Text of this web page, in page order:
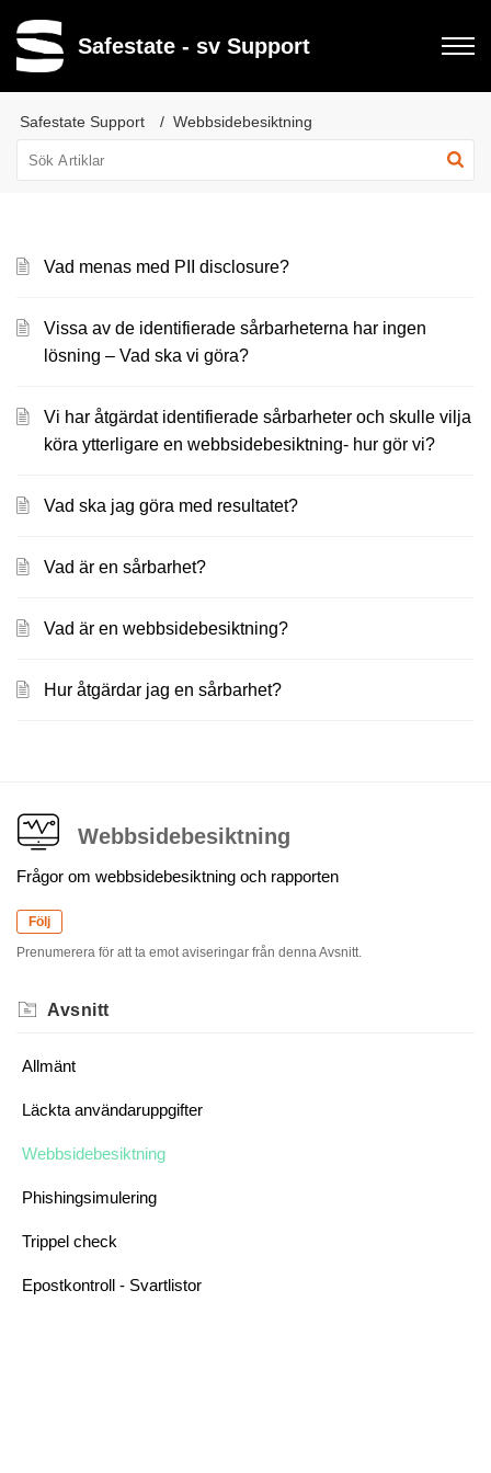
Safestate - sv Support
Safestate Support Webbsidebesiktning
Vad menas med PII disclosure?
Vissa av de identifierade sårbarheterna har ingen
lösning – Vad ska vi göra?
Vi har åtgärdat identifierade sårbarheter och skulle vilja
köra ytterligare en webbsidebesiktning- hur gör vi?
Vad ska jag göra med resultatet?
Vad är en sårbarhet?
Vad är en webbsidebesiktning?
Hur åtgärdar jag en sårbarhet?
Webbsidebesiktning
Frågor om webbsidebesiktning och rapporten
Följ
Prenumerera för att ta emot aviseringar från denna Avsnitt.
Avsnitt
Allmänt
Läckta användaruppgifter
Webbsidebesiktning
Phishingsimulering
Trippel check
Epostkontroll - Svartlistor